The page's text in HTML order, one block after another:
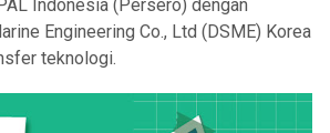
Indonesia (Persero) dengan
Engineering Co., Ltd (DSME) Korea
teknologi.